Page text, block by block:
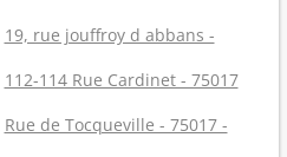
19, rue jouffroy d abbans -
112-114 Rue Cardinet - 75017
Rue de Tocqueville - 75017 -